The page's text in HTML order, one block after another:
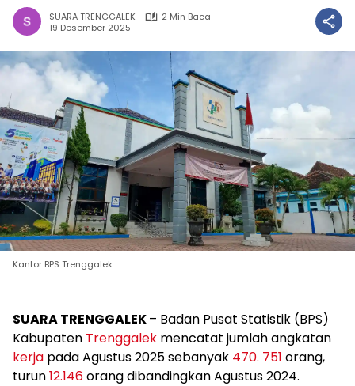
SUARA TRENGGALEK
2 Min Baca
19 Desember 2025
Kantor BPS Trenggalek.
SUARA TRENGGALEK– Badan Pusat Statistik (BPS)
Kabupaten Trenggalek mencatat jumlah angkatan
kerja pada Agustus 2025 sebanyak 470. 751 orang,
turun12.146orang dibandingkan Agustus 2024.